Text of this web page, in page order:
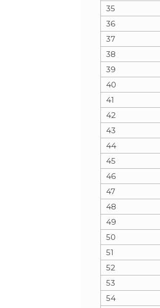
35
36
37
38
39
40
41
42
43
44
45
46
47
48
49
50
51
52
53
54